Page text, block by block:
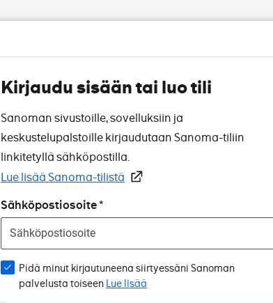
Kirjaudu sisään tai luo tili
Sanoman sivustoille, sovelluksiin ja
keskustelupalstoille kirjaudutaan Sanoma-tiliin
linkitetyllä sähköpostilla.
Lue lisää Sanoma-tilistä
Sähköpostiosoite
Pidä minut kirjautuneena siirtyessäni Sanoman
palvelusta toiseen Lue lisää